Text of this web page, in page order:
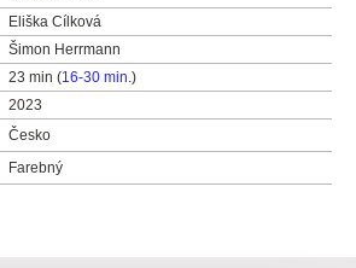
Eliška Cílková
Šimon Herrmann
23 min (16-30 min.)
2023
Česko
Farebný